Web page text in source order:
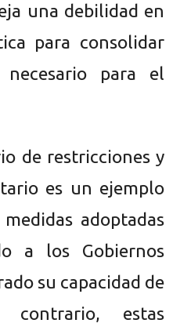
una debilidad en
para consolidar
para el
de restricciones y
es un ejemplo
adoptadas
a los Gobiernos
su capacidad de
estas